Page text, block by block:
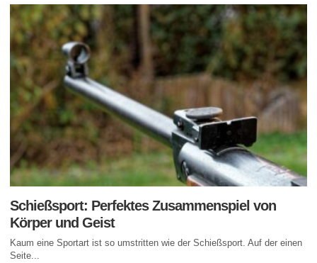
Schießsport: Perfektes Zusammenspiel von
Körper und Geist
Kaum eine Sportart ist so umstritten wie der Schießsport. Auf der einen
Seite...